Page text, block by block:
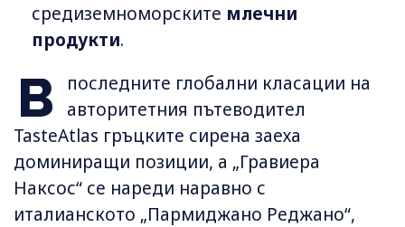
средиземноморските млечни
продукти.
В
последните глобални класации на
авторитетния пътеводител
TasteAtlas гръцките сирена заеха
доминиращи позиции, а „Гравиера
Наксос“ се нареди наравно с
италианското „Пармиджано Реджано“,